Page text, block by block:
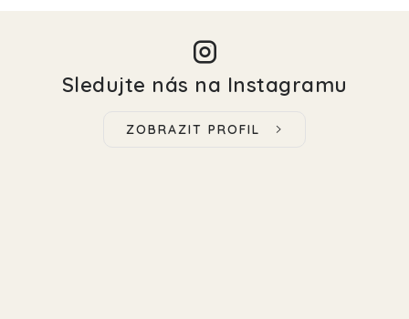
Sledujte nás na Instagramu
ZOBRAZIT PROFIL